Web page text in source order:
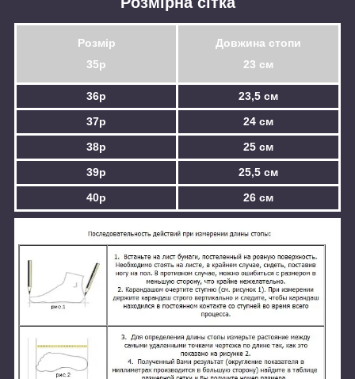
Розмір
35р
Довжина стопи
23 см
36р
23,5 см
37р
24 см
38р
25 см
39р
25,5 см
40р
26 см